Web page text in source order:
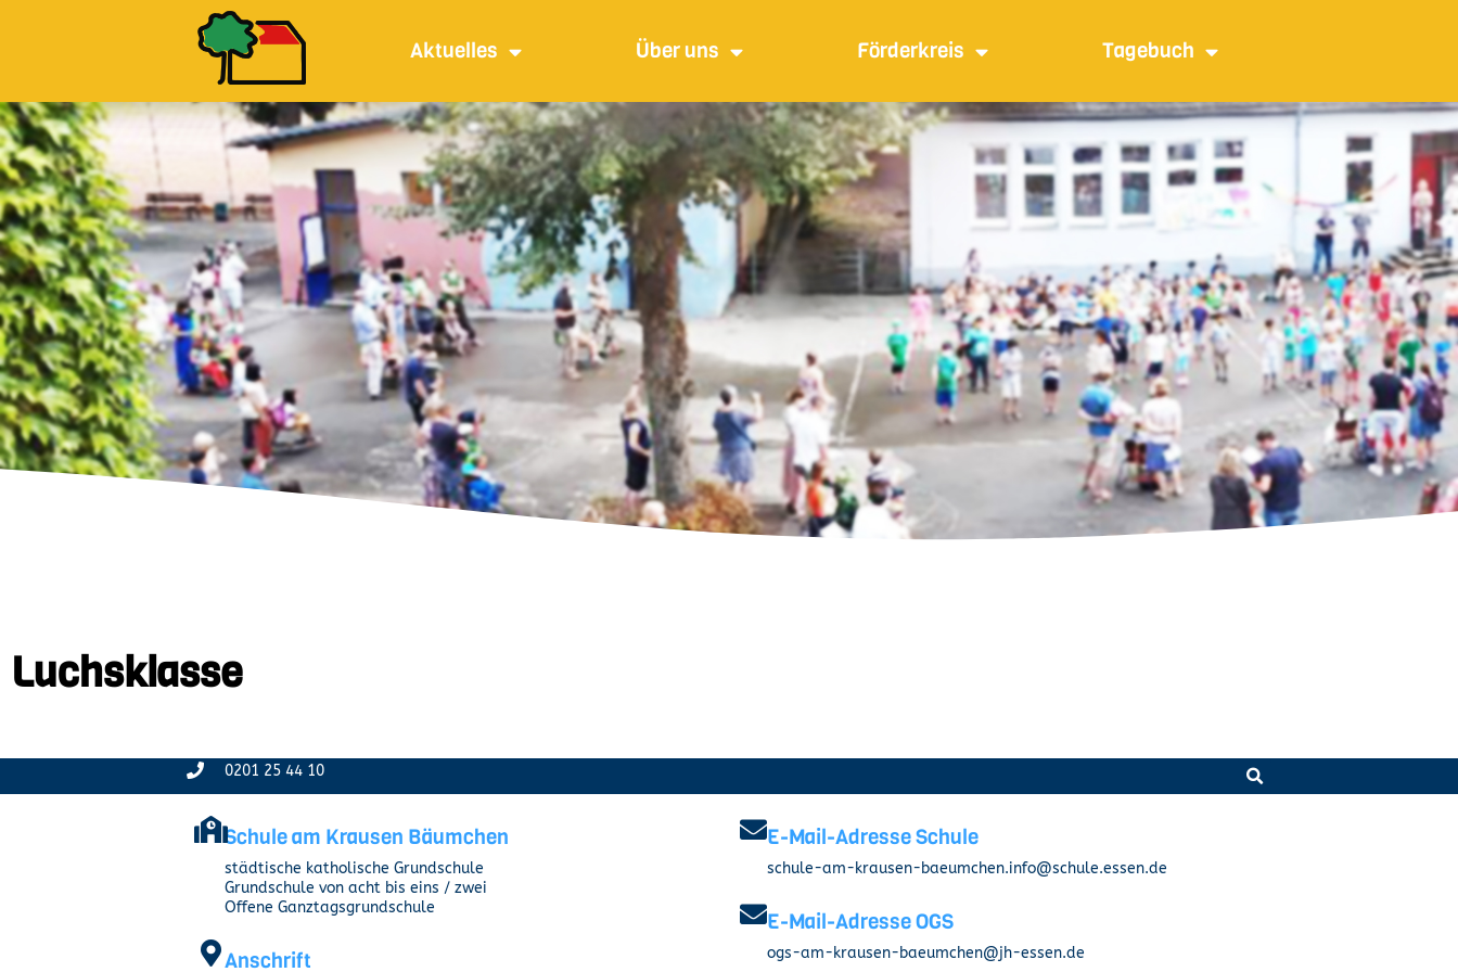
Aktuelles Über uns Förderkreis Tagebuch
Luchsklasse
0201 25 44 10
Schule am Krausen Bäumchen
städtische katholische Grundschule
Grundschule von acht bis eins / zwei
Offene Ganztagsgrundschule
Anschrift
E-Mail-Adresse Schule
schule-am-krausen-baeumchen.info@schule.essen.de
E-Mail-Adresse OGS
ogs-am-krausen-baeumchen@jh-essen.de